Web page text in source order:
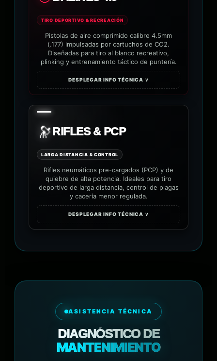
TIRO DEPORTIVO & RECREACIÓN
Pistolas de aire comprimido calibre 4.5mm
(.177) impulsadas por cartuchos de CO2.
Diseñadas para tiro al blanco recreativo,
plinking y entrenamiento táctico de puntería.
DESPLEGAR INFO TÉCNICA ∨
🔭 RIFLES & PCP
LARGA DISTANCIA & CONTROL
Rifles neumáticos pre-cargados (PCP) y de
quiebre de alta potencia. Ideales para tiro
deportivo de larga distancia, control de plagas
y cacería menor regulada.
DESPLEGAR INFO TÉCNICA ∨
ASISTENCIA TÉCNICA
DIAGNÓSTICO DE
MANTENIMIENTO